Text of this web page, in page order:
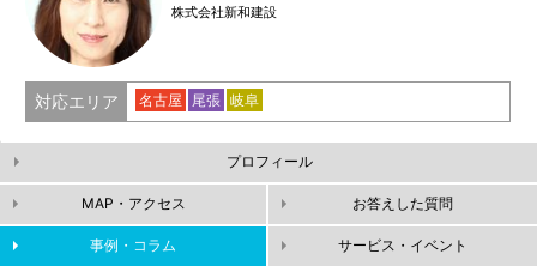
株式会社新和建設
対応エリア 名古屋 尾張 岐阜
プロフィール
MAP・アクセス お答えした質問
事例・コラム サービス・イベント